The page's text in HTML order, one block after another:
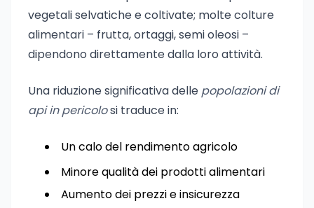
vegetali selvatiche e coltivate; molte colture
alimentari – frutta, ortaggi, semi oleosi –
dipendono direttamente dalla loro attività.
Una riduzione significativa delle popolazioni di
api in pericolosi traduce in:
Un calo del rendimento agricolo
Minore qualità dei prodotti alimentari
Aumento dei prezzi e insicurezza